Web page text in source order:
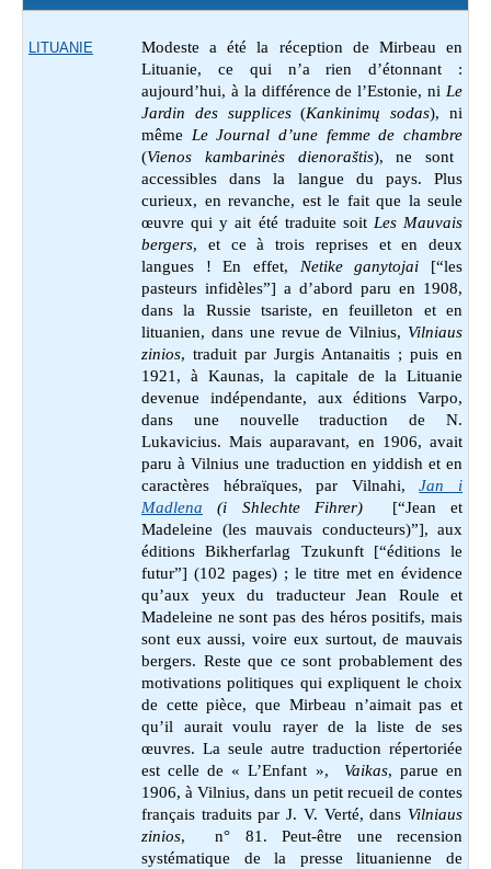
LITUANIE
Modeste a été la réception de Mirbeau en
Lituanie, ce qui n’a rien d’étonnant :
aujourd’hui, à la différence de l’Estonie, ni Le
Jardin des supplices(Kankinimų sodas), ni
même Le Journal d’une femme de chambre
(Vienos kambarinės dienoraštis), ne sont
accessibles dans la langue du pays. Plus
curieux, en revanche, est le fait que la seule
œuvre qui y ait été traduite soit Les Mauvais
bergers, et ce à trois reprises et en deux
langues ! En effet, Netike ganytojai [“les
pasteurs infidèles”] a d’abord paru en 1908,
dans la Russie tsariste, en feuilleton et en
lituanien, dans une revue de Vilnius, Vilniaus
zinios, traduit par Jurgis Antanaitis ; puis en
1921, à Kaunas, la capitale de la Lituanie
devenue indépendante, aux éditions Varpo,
dans une nouvelle traduction de N.
Lukavicius. Mais auparavant, en 1906, avait
paru à Vilnius une traduction en yiddish et en
caractères hébraïques, par Vilnahi,Jan i
Madlena (i Shlechte Fihrer) [“Jean et
Madeleine (les mauvais conducteurs)”], aux
éditions Bikherfarlag Tzukunft [“éditions le
futur”] (102 pages) ; le titre met en évidence
qu’aux yeux du traducteur Jean Roule et
Madeleine ne sont pas des héros positifs, mais
sont eux aussi, voire eux surtout, de mauvais
bergers. Reste que ce sont probablement des
motivations politiques qui expliquent le choix
de cette pièce, que Mirbeau n’aimait pas et
qu’il aurait voulu rayer de la liste de ses
œuvres. La seule autre traduction répertoriée
est celle de « L’Enfant », Vaikas, parue en
1906, à Vilnius, dans un petit recueil de contes
français traduits par J. V. Verté, dans Vilniaus
zinios, n° 81. Peut-être une recension
systématique de la presse lituanienne de